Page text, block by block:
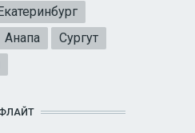
Анапа
Сургут